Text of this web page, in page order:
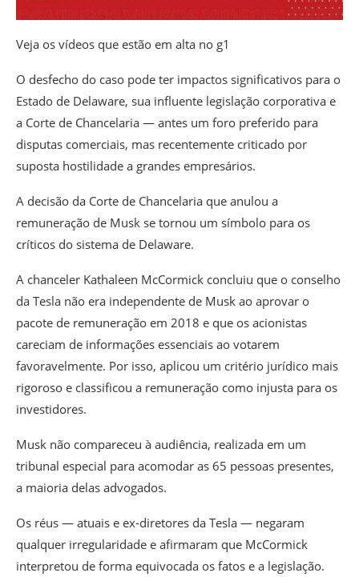
Veja os vídeos que estão em alta no g1
O desfecho do caso pode ter impactos significativos para o
Estado de Delaware, sua influente legislação corporativa e
a Corte de Chancelaria — antes um foro preferido para
disputas comerciais, mas recentemente criticado por
suposta hostilidade a grandes empresários.
A decisão da Corte de Chancelaria que anulou a
remuneração de Musk se tornou um símbolo para os
críticos do sistema de Delaware.
A chanceler Kathaleen McCormick concluiu que o conselho
da Tesla não era independente de Musk ao aprovar o
pacote de remuneração em 2018 e que os acionistas
careciam de informações essenciais ao votarem
favoravelmente. Por isso, aplicou um critério jurídico mais
rigoroso e classificou a remuneração como injusta para os
investidores.
Musk não compareceu à audiência, realizada em um
tribunal especial para acomodar as 65 pessoas presentes,
a maioria delas advogados.
Os réus — atuais e ex-diretores da Tesla — negaram
qualquer irregularidade e afirmaram que McCormick
interpretou de forma equivocada os fatos e a legislação.